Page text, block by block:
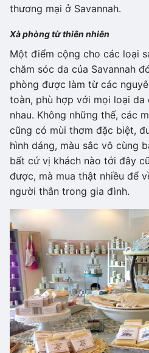
thương mại ở Savannah.
Xà phòng từ thiên nhiên
Một điểm cộng cho các loại
chăm sóc da của Savannah
phòng được làm từ các
toàn, phù hợp với mọi loại da
nhau. Không những thế, các
cũng có mùi thơm đặc biệt,
hình dáng, màu sắc vô cùng
bất cứ vị khách nào tới đây
được, mà mua thật nhiều để
người thân trong gia đình.